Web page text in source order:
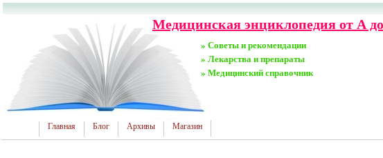
Медицинская энциклопедия от А
» Советы и рекомендации
» Лекарства и препараты
» Медицинский справочник
Главная Блог Архивы Магазин